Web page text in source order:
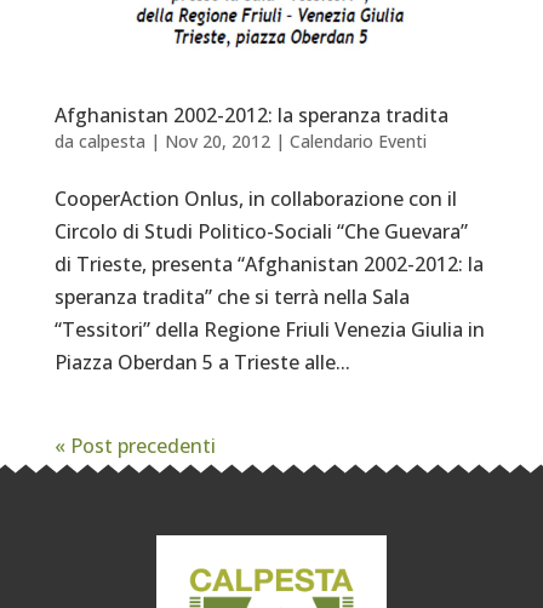
Afghanistan 2002-2012: la speranza tradita
da calpesta | Nov 20, 2012| Calendario Eventi
CooperAction Onlus, in collaborazione con il
Circolo di Studi Politico-Sociali “Che Guevara”
di Trieste, presenta “Afghanistan 2002-2012: la
speranza tradita” che si terrà nella Sala
“Tessitori” della Regione Friuli Venezia Giulia in
Piazza Oberdan 5 a Trieste alle...
« Post precedenti